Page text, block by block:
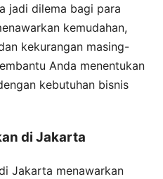
jadi dilema bagi para
kemudahan,
kekurangan masing-
Anda menentukan
kebutuhan bisnis
di Jakarta
Jakarta menawarkan